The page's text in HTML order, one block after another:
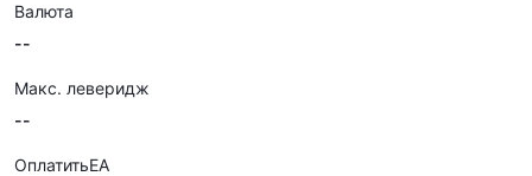
Валюта
--
Макс. леверидж
--
ОплатитьEA